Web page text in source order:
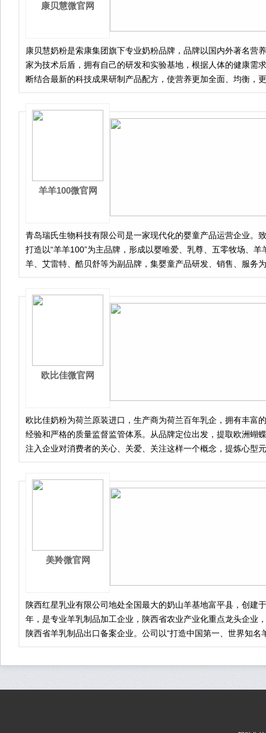
康贝慧微官网
康贝慧奶粉是索康集团旗下专业奶粉品牌，品牌以国内外著名营
家为技术后盾，拥有自己的研发和实验基地，根据人体的健康需
断结合最新的科技成果研制产品配方，使营养更加全面、均衡，
羊羊100微官网
青岛瑞氏生物科技有限公司是一家现代化的婴童产品运营企业。
打造以“羊羊100”为主品牌，形成以婴唯爱、乳尊、五零牧场、羊
羊、艾雷特、酷贝舒等为副品牌，集婴童产品研发、销售、服务
欧比佳微官网
欧比佳奶粉为荷兰原装进口，生产商为荷兰百年乳企，拥有丰富
经验和严格的质量监督监管体系。从品牌定位出发，提取欧洲蝴
注入企业对消费者的关心、关爱、关注这样一个概念，提炼心型
美羚微官网
陕西红星乳业有限公司地处全国最大的奶山羊基地富平县，创建
年，是专业羊乳制品加工企业，陕西省农业产业化重点龙头企业
陕西省羊乳制品出口备案企业。公司以“打造中国第一、世界知名